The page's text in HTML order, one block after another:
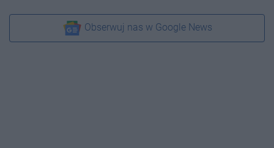
Obserwuj nas w Google News